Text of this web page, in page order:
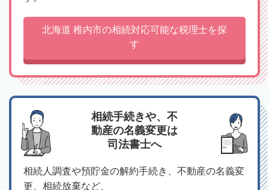
北海道 稚内市の相続対応可能な税理士を探
す
相続手続きや、不
動産の名義変更は
司法書士へ
相続人調査や預貯金の解約手続き、不動産の名義変
更、相続放棄など、